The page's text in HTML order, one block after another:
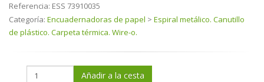
Referencia: ESS 73910035
Categoría: Encuadernadoras de papel > Espiral metálico. Canutillo
de plástico. Carpeta térmica. Wire-o.
Añadir a la cesta